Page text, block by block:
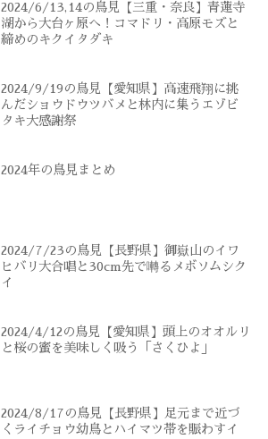
2024/6/13,14の鳥見【三重・奈良】青蓮寺
湖から大台ヶ原へ！コマドリ・高原モズと
締めのキクイタダキ
2024/9/19の鳥見【愛知県】高速飛翔に挑
んだショウドウツバメと林内に集うエゾビ
タキ大感謝祭
2024年の鳥見まとめ
2024/7/23の鳥見【長野県】御嶽山のイワ
ヒバリ大合唱と30cm先で囀るメボソムシク
イ
2024/4/12の鳥見【愛知県】頭上のオオルリ
と桜の蜜を美味しく吸う「さくひよ」
2024/8/17の鳥見【長野県】足元まで近づ
くライチョウ幼鳥とハイマツ帯を賑わすイ